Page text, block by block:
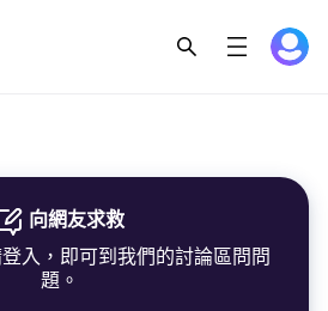
向網友求救
入，即可到我們的討論區問問
題。